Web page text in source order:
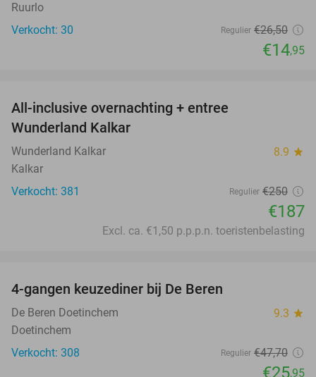
Ruurlo
Verkocht: 30
Regulier €26,50
€14,95
All-inclusive overnachting + entree
Wunderland Kalkar
Wunderland Kalkar 8.9 star
Kalkar
Verkocht: 381
Regulier €250
€187
Excl. ca. €1,50 p.p.p.n. toeristenbelasting
4-gangen keuzediner bij De Beren
De Beren Doetinchem 9.3 star
Doetinchem
Verkocht: 308
Regulier €47,70
€25,95